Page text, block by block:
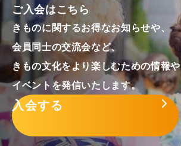
ご入会はこちら
きものに関するお得なお知らせや、
会員同士の交流会など、
きもの文化をより楽しむための情報や
イベントを発信いたします。
入会する